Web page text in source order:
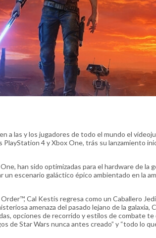
a las y los jugadores de todo el mundo el
4 y Xbox One, trás su lanzamiento
han sido optimizadas para el hardware de la
escenario galáctico épico ambientado en la
Cal Kestis regresa como un Caballero
amenaza del pasado lejano de la galaxia,
opciones de recorrido y estilos de combate te
de Star Wars nunca antes creado” y “todo lo